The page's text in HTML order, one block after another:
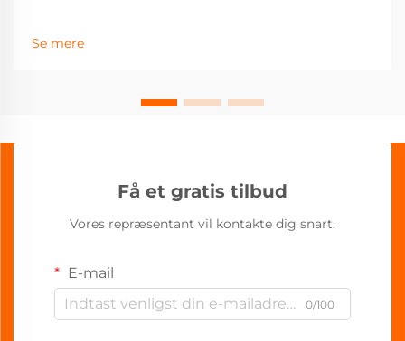
Se mere
Få et gratis tilbud
Vores repræsentant vil kontakte dig snart.
E-mail
0/100